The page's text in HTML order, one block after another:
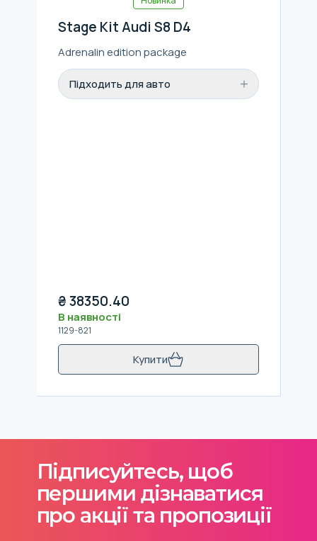
Stage Kit Audi S8 D4
Adrenalin edition package
Підходить для авто
₴38350.40
В наявності
1129-821
Купити
Підписуйтесь, щоб
першими дізнаватися
про акції та пропозиції